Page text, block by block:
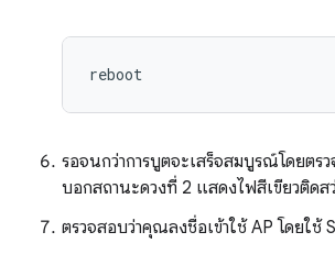
รอจนกว่าการบูตจะเสร็จสมบูรณ์โดยตร
บอกสถานะดวงที่ 2 แสดงไฟสีเขียวติดส
ตรวจสอบว่าคุณลงชื่อเข้าใช้ AP โดยใช้